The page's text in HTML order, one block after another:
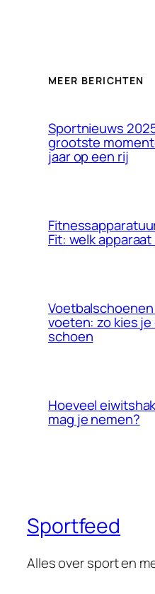
MEER BERICHTEN
Sportnieuws
grootste
jaar op een rij
Fit: welk
voeten: zo kies
schoen
Hoeveel
mag je nemen?
Sportfeed
Alles over sport en